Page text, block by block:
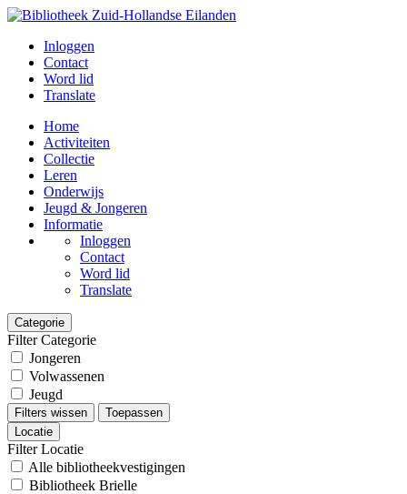
Inloggen
Contact
Word lid
Translate
Home
Activiteiten
Collectie
Leren
Onderwijs
Jeugd & Jongeren
Informatie
Inloggen
Contact
Word lid
Translate
Categorie
Filter Categorie
Jongeren
Volwassenen
Jeugd
Filters wissen
Toepassen
Locatie
Filter Locatie
Alle bibliotheekvestigingen
Bibliotheek Brielle